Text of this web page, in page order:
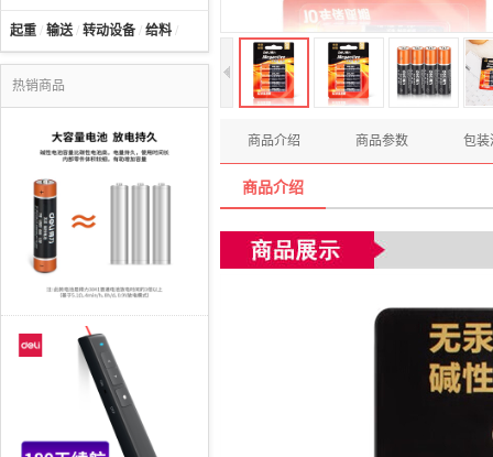
起重 / 输送/ 转动设备 / 给料 /
热销商品
商品介绍 商品参数 包装
商品介绍